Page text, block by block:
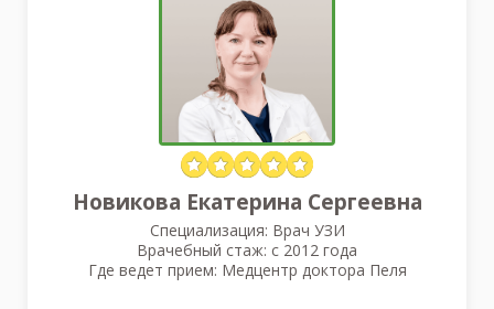
Новикова Екатерина Сергеевна
Специализация: Врач УЗИ
Врачебный стаж: с 2012 года
Где ведет прием: Медцентр доктора Пеля